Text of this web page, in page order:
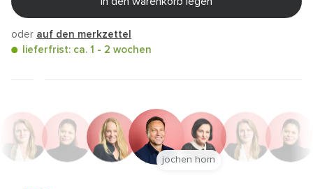
oder auf den merkzettel
lieferfrist: ca. 1 - 2 wochen
jochen horn